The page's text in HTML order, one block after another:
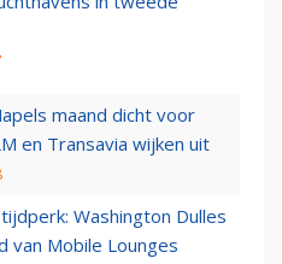
maand dicht voor
en Transavia wijken uit
Washington Dulles
van Mobile Lounges